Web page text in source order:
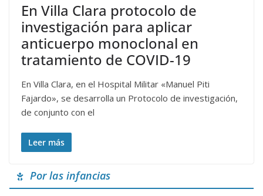
En Villa Clara protocolo de
investigación para aplicar
anticuerpo monoclonal en
tratamiento de COVID-19
En Villa Clara, en el Hospital Militar «Manuel Piti
Fajardo», se desarrolla un Protocolo de investigación,
de conjunto con el
Leer más
Por las infancias